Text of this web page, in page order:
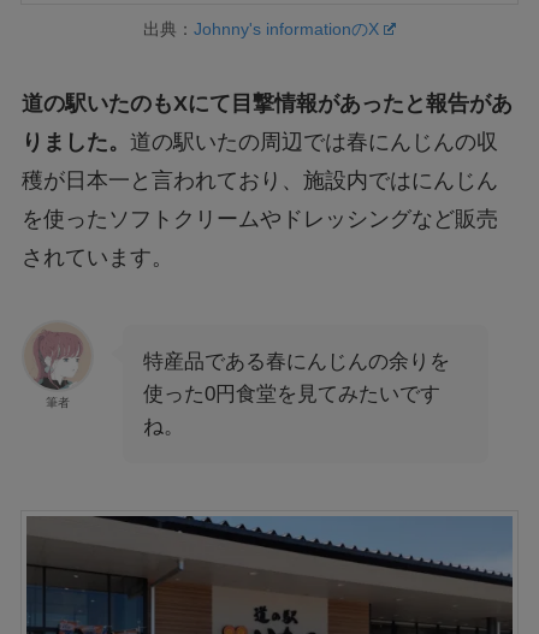
出典： Johnny's informationのX
道の駅いたのもXにて目撃情報があったと報告があ
りました。 道の駅いたの周辺では春にんじんの収
穫が日本一と言われており、施設内ではにんじん
を使ったソフトクリームやドレッシングなど販売
されています。
筆者
特産品である春にんじんの余りを
使った0円食堂を見てみたいです
ね。